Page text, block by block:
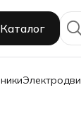
Каталог